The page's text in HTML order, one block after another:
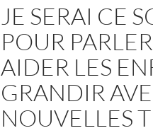
JE SERAI CE
POUR
AIDER LES
GRANDIR
NOUVELLES